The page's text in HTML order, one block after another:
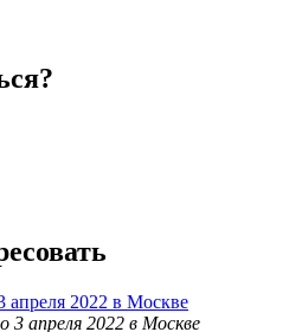
апреля 2022 в Москве